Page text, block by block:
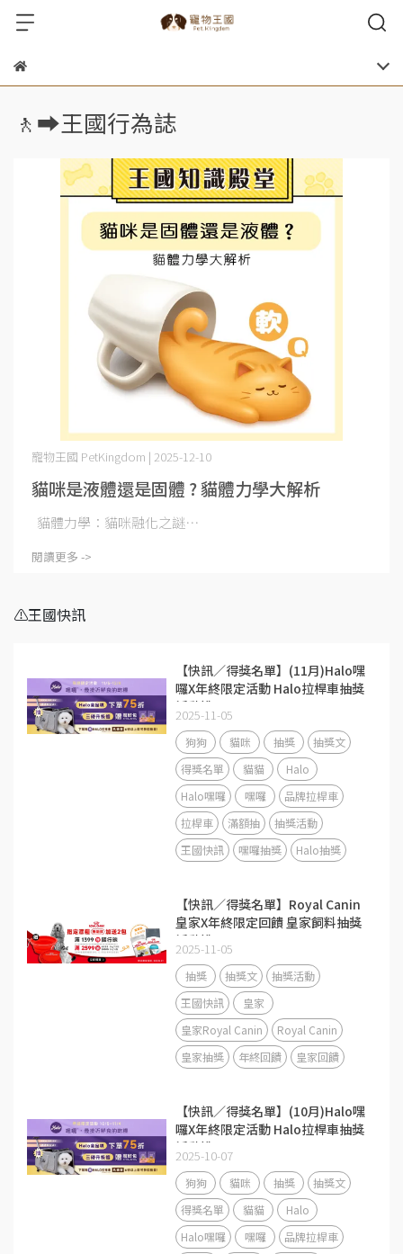
🚶‍➡️王國行為誌
貓咪是液體還是固體 ? 貓體力學大解析
寵物王國 PetKingdom | 2025-12-10
貓體力學：貓咪融化之謎⋯
閱讀更多 ->
⚠️王國快訊
【快訊／得獎名單】(11月)Halo嘿
囉X年終限定活動 Halo拉桿車抽獎
活動說明
2025-11-05
狗狗 貓咪 抽獎
抽獎文
得獎名單
貓貓
Halo
Halo嘿囉
嘿囉
品牌拉桿車
拉桿車
滿額抽
抽獎活動
王國快訊
嘿囉抽獎 Halo抽獎
【快訊／得獎名單】Royal Canin
皇家X年終限定回饋 皇家飼料抽獎
活動說明
2025-11-05
抽獎 抽獎文
抽獎活動
王國快訊
皇家
皇家Royal Canin
Royal Canin
皇家抽獎
年終回饋 皇家回饋
【快訊／得獎名單】(10月)Halo嘿
囉X年終限定活動 Halo拉桿車抽獎
活動說明
2025-10-07
狗狗 貓咪 抽獎
抽獎文
得獎名單
貓貓
Halo
Halo嘿囉
嘿囉
品牌拉桿車